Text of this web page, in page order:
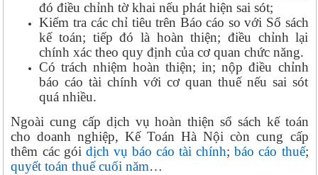
đó điều chỉnh tờ khai nếu phát hiện sai sót;
Kiểm tra các chỉ tiêu trên Báo cáo so với Sổ sách
kế toán; tiếp đó là hoàn thiện; điều chỉnh lại
chính xác theo quy định của cơ quan chức năng.
Có trách nhiệm hoàn thiện; in; nộp điều chỉnh
báo cáo tài chính với cơ quan thuế nếu sai sót
quá nhiều.
Ngoài cung cấp dịch vụ hoàn thiện sổ sách kế toán
cho doanh nghiệp, Kế Toán Hà Nội còn cung cấp
thêm các gói dịch vụ báo cáo tài chính;báo cáo thuế;
quyết toán thuế cuối năm…